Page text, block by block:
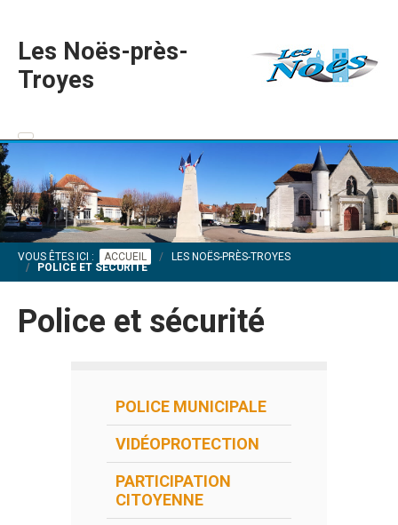
Les Noës-près-
Troyes
VOUS ÊTES ICI : ACCUEIL
LES NOËS-PRÈS-TROYES
POLICE ET SÉCURITÉ
Police et sécurité
POLICE MUNICIPALE
VIDÉOPROTECTION
PARTICIPATION
CITOYENNE